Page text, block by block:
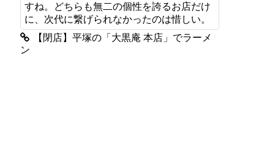
すね。どちらも無二の個性を誇るお店だけ
に、次代に繋げられなかったのは惜しい。
【閉店】平塚の「大黒庵 本店」でラーメ
ン